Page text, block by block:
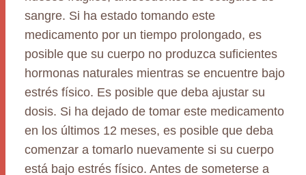
sangre. Si ha estado tomando este
medicamento por un tiempo prolongado, es
posible que su cuerpo no produzca suficientes
hormonas naturales mientras se encuentre bajo
estrés físico. Es posible que deba ajustar su
dosis. Si ha dejado de tomar este medicamento
en los últimos 12 meses, es posible que deba
comenzar a tomarlo nuevamente si su cuerpo
está bajo estrés físico. Antes de someterse a